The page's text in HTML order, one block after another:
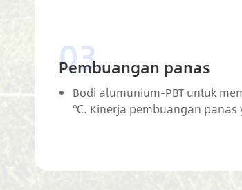
Pembuangan panas
Bodi alumunium-PBT untuk
℃. Kinerja pembuangan panas